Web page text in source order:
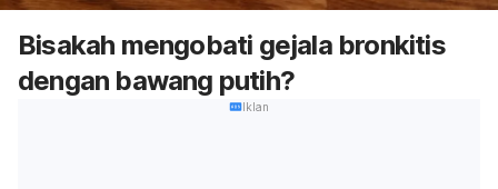
Bisakah mengobati gejala bronkitis
dengan bawang putih?
Iklan